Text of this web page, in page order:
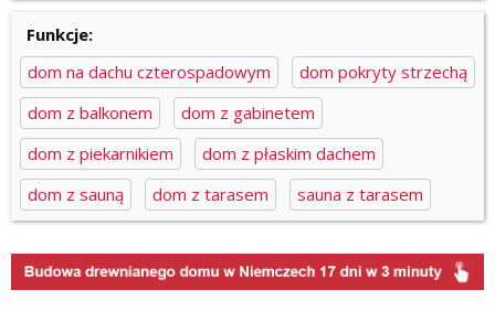
Funkcje:
dom na dachu czterospadowym
dom pokryty strzechą
dom z balkonem
dom z gabinetem
dom z piekarnikiem
dom z płaskim dachem
dom z sauną
dom z tarasem sauna z tarasem